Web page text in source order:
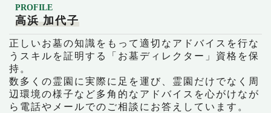
PROFILE
高浜 加代子
正しいお墓の知識をもって適切なアドバイスを行な
うスキルを証明する「お墓ディレクター」資格を保
持。
数多くの霊園に実際に足を運び、霊園だけでなく周
辺環境の様子など多角的なアドバイスを心がけなが
ら電話やメールでのご相談にお答えしています。